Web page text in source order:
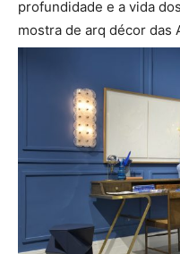
profundidade e a vida
mostra de arq décor das